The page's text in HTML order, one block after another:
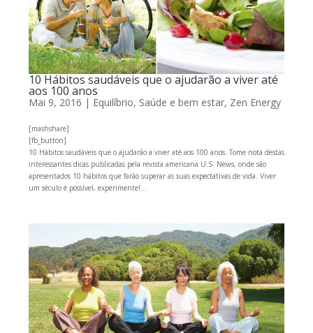
10 Hábitos saudáveis que o ajudarão a viver até
aos 100 anos
Mai 9, 2016 | Equilíbrio, Saúde e bem estar, Zen Energy
[mashshare]
[fb_button]
10 Hábitos saudáveis que o ajudarão a viver até aos 100 anos. Tome nota destas
interessantes dicas publicadas pela revista americana U.S. News, onde são
apresentados 10 hábitos que farão superar as suas expectativas de vida. Viver
um século é possível, experimente!...